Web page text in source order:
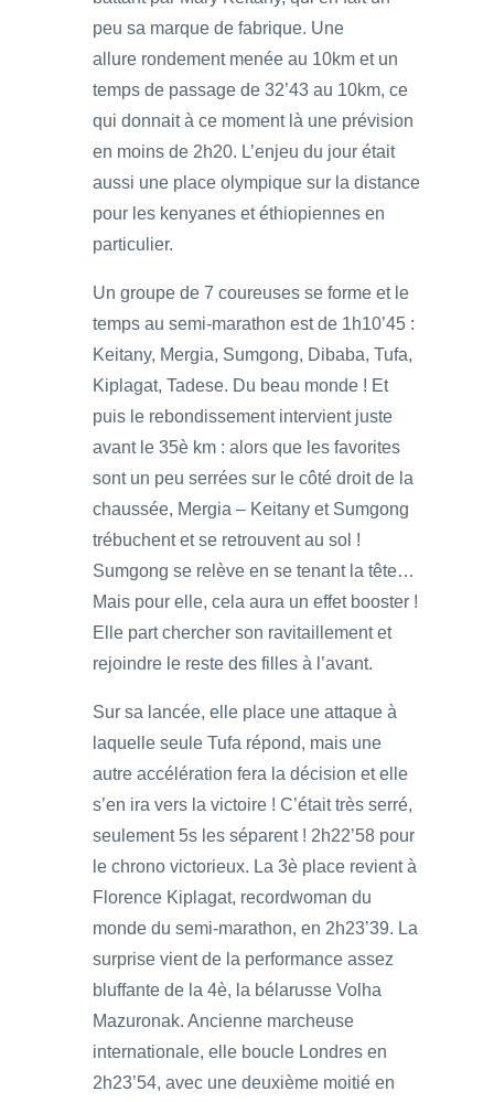
peu sa marque de fabrique. Une
allure rondement menée au 10km et un
temps de passage de 32’43 au 10km, ce
qui donnait à ce moment là une prévision
en moins de 2h20. L’enjeu du jour était
aussi une place olympique sur la distance
pour les kenyanes et éthiopiennes en
particulier.
Un groupe de 7 coureuses se forme et le
temps au semi-marathon est de 1h10’45 :
Keitany, Mergia, Sumgong, Dibaba, Tufa,
Kiplagat, Tadese. Du beau monde ! Et
puis le rebondissement intervient juste
avant le 35è km : alors que les favorites
sont un peu serrées sur le côté droit de la
chaussée, Mergia – Keitany et Sumgong
trébuchent et se retrouvent au sol !
Sumgong se relève en se tenant la tête…
Mais pour elle, cela aura un effet booster !
Elle part chercher son ravitaillement et
rejoindre le reste des filles à l’avant.
Sur sa lancée, elle place une attaque à
laquelle seule Tufa répond, mais une
autre accélération fera la décision et elle
s’en ira vers la victoire ! C’était très serré,
seulement 5s les séparent ! 2h22’58 pour
le chrono victorieux. La 3è place revient à
Florence Kiplagat, recordwoman du
monde du semi-marathon, en 2h23’39. La
surprise vient de la performance assez
bluffante de la 4è, la bélarusse Volha
Mazuronak. Ancienne marcheuse
internationale, elle boucle Londres en
2h23’54, avec une deuxième moitié en